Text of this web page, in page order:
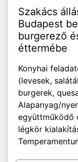
Szakács
Budapest
burgerező
éttermébe
Konyhai
(levesek,
burgerek,
Alapanyag/
együttműködő
légkör